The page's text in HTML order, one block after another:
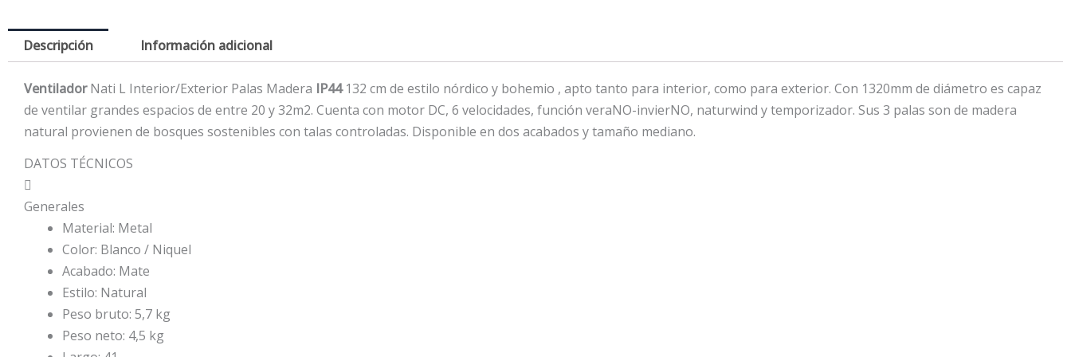
Descripción Información adicional
VentiladorNati L Interior/Exterior Palas Madera IP44132 cm de estilo nórdico y bohemio , apto tanto para interior, como para exterior. Con 1320mm de diámetro es capaz
de ventilar grandes espacios de entre 20 y 32m2. Cuenta con motor DC, 6 velocidades, función veraNO-invierNO, naturwind y temporizador. Sus 3 palas son de madera
natural provienen de bosques sostenibles con talas controladas. Disponible en dos acabados y tamaño mediano.
DATOS TÉCNICOS

Generales
Material: Metal
Color: Blanco / Niquel
Acabado: Mate
Estilo: Natural
Peso bruto: 5,7 kg
Peso neto: 4,5 kg